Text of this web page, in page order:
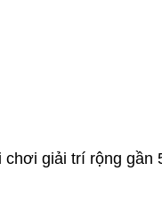
giải trí rộng gần